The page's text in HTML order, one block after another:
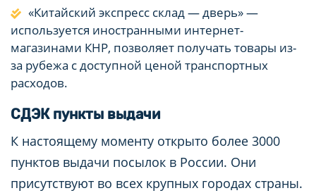
«Китайский экспресс склад — дверь» —
используется иностранными интернет-
магазинами КНР, позволяет получать товары из-
за рубежа с доступной ценой транспортных
расходов.
СДЭК пункты выдачи
К настоящему моменту открыто более 3000
пунктов выдачи посылок в России. Они
присутствуют во всех крупных городах страны.